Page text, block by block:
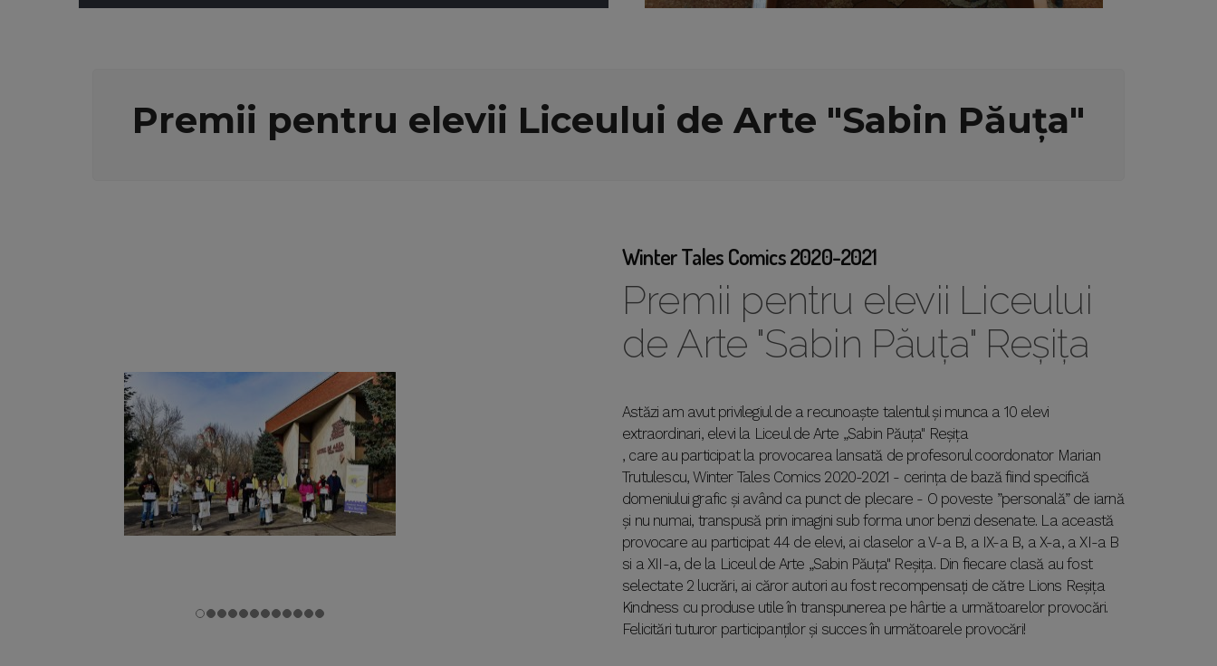
Premii pentru elevii Liceului de Arte "Sabin Păuța"
Winter Tales Comics 2020-2021
Premii pentru elevii Liceului
de Arte "Sabin Păuța" Reșița
Astăzi am avut privilegiul de a recunoaște talentul și munca a 10 elevi
extraordinari, elevi la Liceul de Arte „Sabin Păuța" Reșița
, care au participat la provocarea lansată de profesorul coordonator Marian
Trutulescu, Winter Tales Comics 2020-2021 - cerința de bază fiind specifică
domeniului grafic și având ca punct de plecare - O poveste ”personală” de iarnă
și nu numai, transpusă prin imagini sub forma unor benzi desenate. La această
provocare au participat 44 de elevi, ai claselor a V-a B, a IX-a B, a X-a, a XI-a B
si a XII-a, de la Liceul de Arte „Sabin Păuța" Reșița. Din fiecare clasă au fost
selectate 2 lucrări, ai căror autori au fost recompensați de către Lions Reșița
Kindness cu produse utile în transpunerea pe hârtie a următoarelor provocări.
Felicitări tuturor participanților și succes în următoarele provocări!